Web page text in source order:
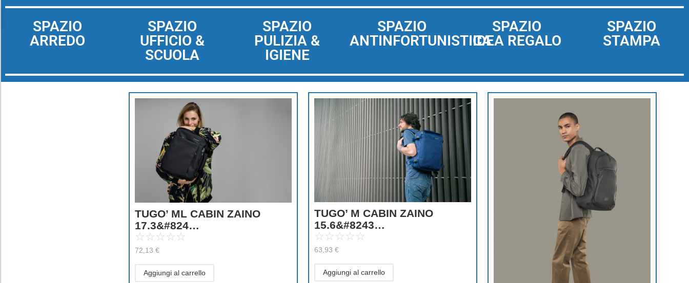
SPAZIO
ARREDO
SPAZIO
UFFICIO &
SCUOLA
SPAZIO
PULIZIA &
IGIENE
SPAZIO
ANTINFORTUNISTICA
SPAZIO
IDEA REGALO
SPAZIO
STAMPA
TUGO’ ML CABIN ZAINO
17.3&#824…
☆☆☆☆☆
72,13€
Aggiungi al carrello
TUGO’ M CABIN ZAINO
15.6&#8243…
☆☆☆☆☆
63,93€
Aggiungi al carrello